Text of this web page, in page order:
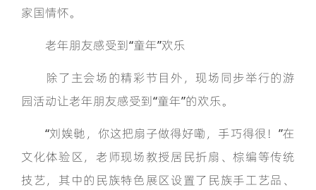
家国情怀。
老年朋友感受到“童年”欢乐
除了主会场的精彩节目外，现场同步举行的游
园活动让老年朋友感受到“童年”的欢乐。
“刘娭毑，你这把扇子做得好嘞，手巧得很！”在
文化体验区，老师现场教授居民折扇、棕编等传统
技艺，其中的民族特色展区设置了民族手工艺品、